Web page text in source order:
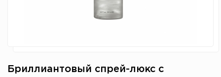
Бриллиантовый спрей-люкс с